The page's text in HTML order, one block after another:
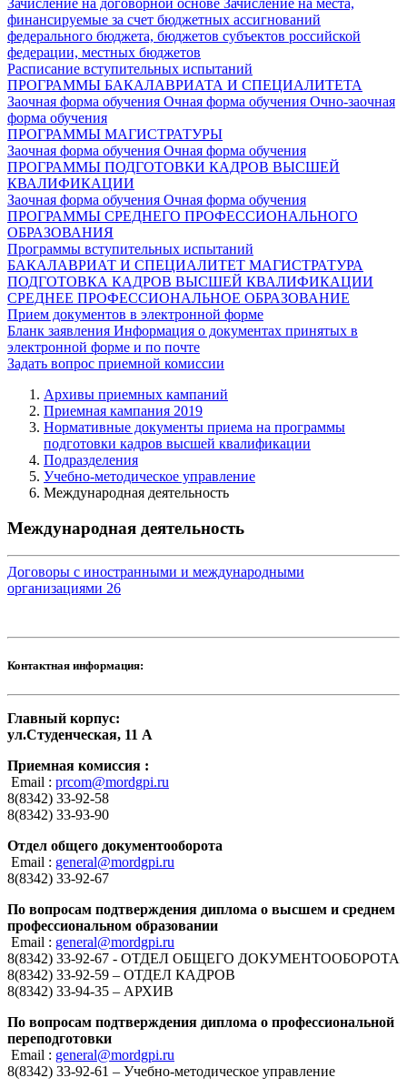
финансируемые за счет бюджетных ассигнований
федерального бюджета, бюджетов субъектов российской
федерации, местных бюджетов
Расписание вступительных испытаний
ПРОГРАММЫ БАКАЛАВРИАТА И СПЕЦИАЛИТЕТА
Заочная форма обучения Очная форма обучения Очно-заочная
форма обучения
ПРОГРАММЫ МАГИСТРАТУРЫ
Заочная форма обучения Очная форма обучения
ПРОГРАММЫ ПОДГОТОВКИ КАДРОВ ВЫСШЕЙ
КВАЛИФИКАЦИИ
Заочная форма обучения Очная форма обучения
ПРОГРАММЫ СРЕДНЕГО ПРОФЕССИОНАЛЬНОГО
ОБРАЗОВАНИЯ
Программы вступительных испытаний
БАКАЛАВРИАТ И СПЕЦИАЛИТЕТ МАГИСТРАТУРА
ПОДГОТОВКА КАДРОВ ВЫСШЕЙ КВАЛИФИКАЦИИ
СРЕДНЕЕ ПРОФЕССИОНАЛЬНОЕ ОБРАЗОВАНИЕ
Прием документов в электронной форме
Бланк заявления Информация о документах принятых в
электронной форме и по почте
Задать вопрос приемной комиссии
Архивы приемных кампаний
Приемная кампания 2019
Нормативные документы приема на программы
подготовки кадров высшей квалификации
Подразделения
Учебно-методическое управление
Международная деятельность
Международная деятельность
Договоры с иностранными и международными
организациями 26
Контактная информация:
Главный корпус:
ул.Студенческая, 11 А
Приемная комиссия :
Email : prcom@mordgpi.ru
8(8342) 33-92-58
8(8342) 33-93-90
Отдел общего документооборота
Email : general@mordgpi.ru
8(8342) 33-92-67
По вопросам подтверждения диплома о высшем и среднем
профессиональном образовании
Email : general@mordgpi.ru
8(8342) 33-92-67 - ОТДЕЛ ОБЩЕГО ДОКУМЕНТООБОРОТА
8(8342) 33-92-59 – ОТДЕЛ КАДРОВ
8(8342) 33-94-35 – АРХИВ
По вопросам подтверждения диплома о профессиональной
переподготовки
Email : general@mordgpi.ru
8(8342) 33-92-61 – Учебно-методическое управление